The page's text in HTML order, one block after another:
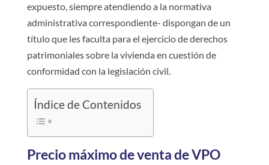
expuesto, siempre atendiendo a la normativa
administrativa correspondiente- dispongan de un
título que les faculta para el ejercicio de derechos
patrimoniales sobre la vivienda en cuestión de
conformidad con la legislación civil.
Índice de Contenidos
Precio máximo de venta de VPO